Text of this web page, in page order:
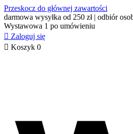
Przeskocz do głównej zawartości
darmowa wysyłka od 250 zł | odbiór
Wystawowa 1 po umówieniu
 Zaloguj się
 Koszyk 0